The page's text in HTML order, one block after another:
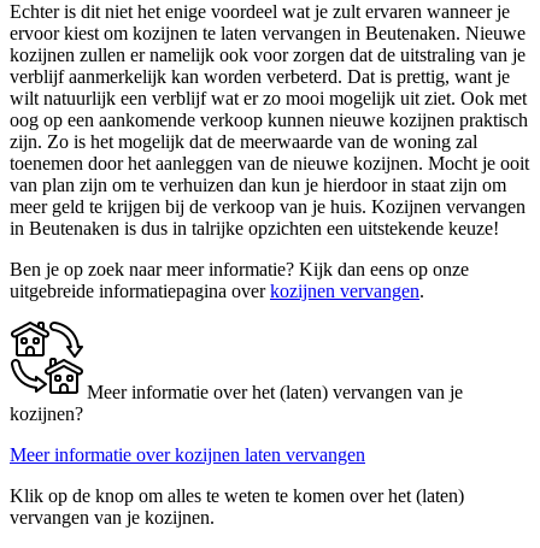
Echter is dit niet het enige voordeel wat je zult ervaren wanneer je
ervoor kiest om kozijnen te laten vervangen in Beutenaken. Nieuwe
kozijnen zullen er namelijk ook voor zorgen dat de uitstraling van je
verblijf aanmerkelijk kan worden verbeterd. Dat is prettig, want je
wilt natuurlijk een verblijf wat er zo mooi mogelijk uit ziet. Ook met
oog op een aankomende verkoop kunnen nieuwe kozijnen praktisch
zijn. Zo is het mogelijk dat de meerwaarde van de woning zal
toenemen door het aanleggen van de nieuwe kozijnen. Mocht je ooit
van plan zijn om te verhuizen dan kun je hierdoor in staat zijn om
meer geld te krijgen bij de verkoop van je huis. Kozijnen vervangen
in Beutenaken is dus in talrijke opzichten een uitstekende keuze!
Ben je op zoek naar meer informatie? Kijk dan eens op onze
uitgebreide informatiepagina overkozijnen vervangen.
Meer informatie over het (laten) vervangen van je
kozijnen?
Meer informatie over kozijnen laten vervangen
Klik op de knop om alles te weten te komen over het (laten)
vervangen van je kozijnen.